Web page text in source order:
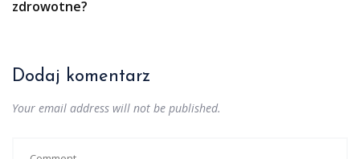
zdrowotne?
Dodaj komentarz
Your email address will not be published.